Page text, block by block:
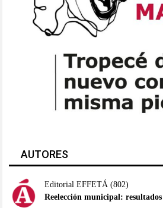
AUTORES
Editorial EFFETÁ(802)
Reelección municipal: